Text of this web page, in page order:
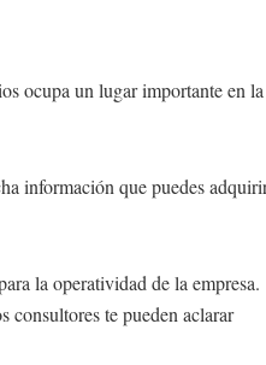
ocupa un lugar importante en la
información que puedes
la operatividad de la empresa.
consultores te pueden aclarar